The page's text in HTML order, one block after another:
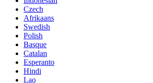
Czech
Afrikaans
Swedish
Polish
Basque
Catalan
Esperanto
Hindi
Lao